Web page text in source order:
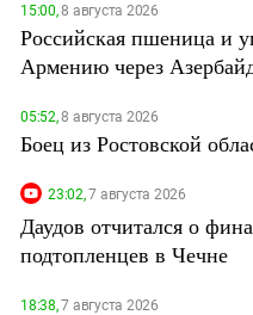
15:00,8 августа 2026
Российская пшеница и
Армению через
05:52,8 августа 2026
Боец из Ростовской
23:02,7 августа 2026
Даудов отчитался о
подтопленцев в Чечне
18:38,7 августа 2026